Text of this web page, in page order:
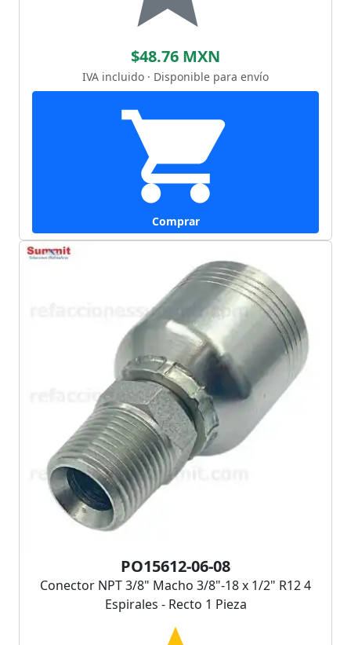
$48.76 MXN
IVA incluido · Disponible para envío
Comprar
PO15612-06-08
Conector NPT 3/8" Macho 3/8"-18 x 1/2" R12 4
Espirales - Recto 1 Pieza